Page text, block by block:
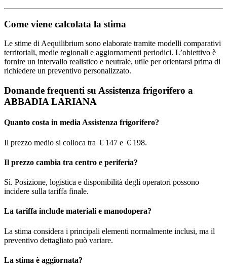
Come viene calcolata la stima
Le stime di Aequilibrium sono elaborate tramite modelli comparativi
territoriali, medie regionali e aggiornamenti periodici. L’obiettivo è
fornire un intervallo realistico e neutrale, utile per orientarsi prima di
richiedere un preventivo personalizzato.
Domande frequenti su Assistenza frigorifero a
ABBADIA LARIANA
Quanto costa in media Assistenza frigorifero?
Il prezzo medio si colloca tra € 147 e € 198.
Il prezzo cambia tra centro e periferia?
Sì. Posizione, logistica e disponibilità degli operatori possono
incidere sulla tariffa finale.
La tariffa include materiali e manodopera?
La stima considera i principali elementi normalmente inclusi, ma il
preventivo dettagliato può variare.
La stima è aggiornata?